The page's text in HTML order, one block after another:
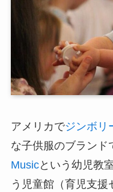
アメリカでジンボリ
な子供服のブランド
Musicという幼児教
う児童館（育児支援